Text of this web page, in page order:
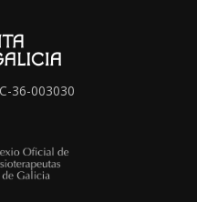
36-003030